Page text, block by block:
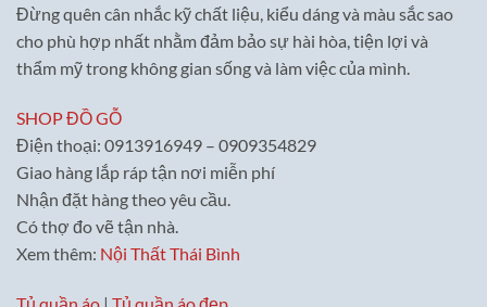
Đừng quên cân nhắc kỹ chất liệu, kiểu dáng và màu sắc sao
cho phù hợp nhất nhằm đảm bảo sự hài hòa, tiện lợi và
thẩm mỹ trong không gian sống và làm việc của mình.
SHOP ĐỒ GỖ
Điện thoại: 0913916949 – 0909354829
Giao hàng lắp ráp tận nơi miễn phí
Nhận đặt hàng theo yêu cầu.
Có thợ đo vẽ tận nhà.
Xem thêm: Nội Thất Thái Bình